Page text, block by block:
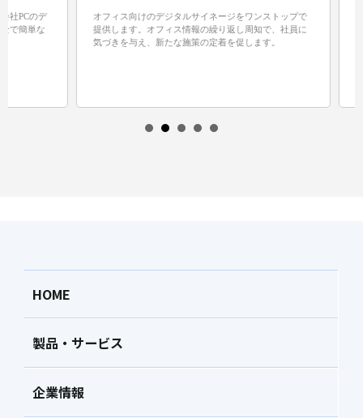
のデ
単な
オフィス向けのデジタルサイネージをワンストップで
提供します。オフィス情報の繰り返し周知で、社員に
気づきを与え、新たな施策の定着を促します。
HOME
製品・サービス
企業情報